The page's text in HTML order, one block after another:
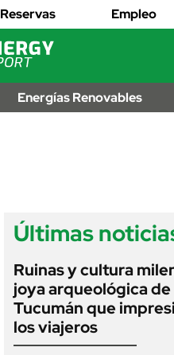
Reservas Empleo
Energías Renovables
Últimas
Ruinas y cultura
joya arqueológica de
Tucumán que
los viajeros